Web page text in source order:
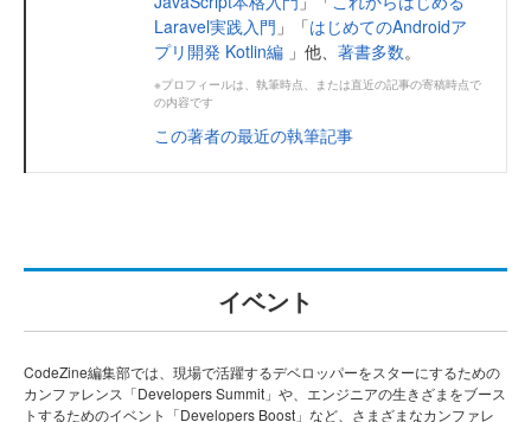
Laravel実践入門 」「はじめてのAndroidア
プリ開発 Kotlin編 」他、 著書多数。
※プロフィールは、執筆時点、または直近の記事の寄稿時点で
の内容です
この著者の最近の執筆記事
イベント
CodeZine編集部では、現場で活躍するデベロッパーをスターにするための
カンファレンス「Developers Summit」や、エンジニアの生きざまをブース
トするためのイベント「Developers Boost」など、さまざまなカンファレ